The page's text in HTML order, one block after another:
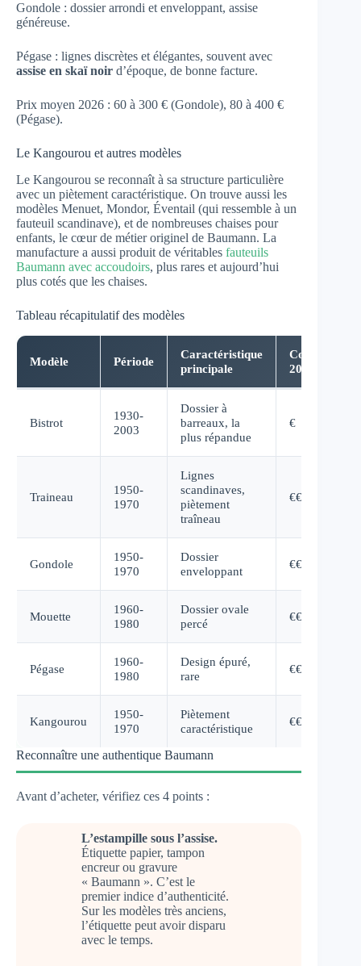
Gondole : dossier arrondi et enveloppant, assise
généreuse.
Pégase : lignes discrètes et élégantes, souvent avec
assise en skaï noir d’époque, de bonne facture.
Prix moyen 2026 : 60 à 300 € (Gondole), 80 à 400 €
(Pégase).
Le Kangourou et autres modèles
Le Kangourou se reconnaît à sa structure particulière
avec un piètement caractéristique. On trouve aussi les
modèles Menuet, Mondor, Éventail (qui ressemble à un
fauteuil scandinave), et de nombreuses chaises pour
enfants, le cœur de métier originel de Baumann. La
manufacture a aussi produit de véritables fauteuils
Baumann avec accoudoirs, plus rares et aujourd’hui
plus cotés que les chaises.
Tableau récapitulatif des modèles
Modèle Période
Caractéristique
principale
Cote
2026
Bistrot
1930-
2003
Dossier à
barreaux, la
plus répandue
€
Traineau
1950-
1970
Lignes
scandinaves,
piètement
traîneau
€€€
Gondole
1950-
1970
Dossier
enveloppant
€€
Mouette
1960-
1980
Dossier ovale
percé
€€
Pégase
1960-
1980
Design épuré,
rare
€€€
Kangourou
1950-
1970
Piètement
caractéristique
€€
Reconnaître une authentique Baumann
Avant d’acheter, vérifiez ces 4 points :
L’estampille sous l’assise.
Étiquette papier, tampon
encreur ou gravure
« Baumann ». C’est le
premier indice d’authenticité.
Sur les modèles très anciens,
l’étiquette peut avoir disparu
avec le temps.